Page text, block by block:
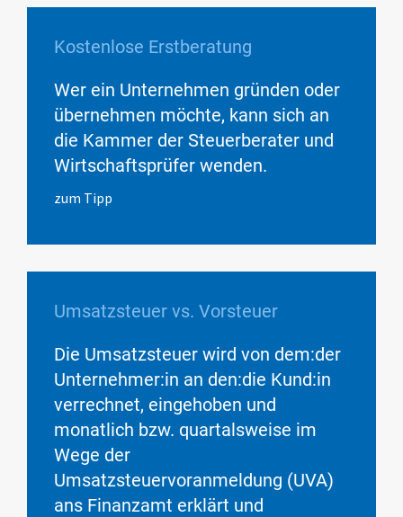
Kostenlose Erstberatung
Wer ein Unternehmen gründen oder
übernehmen möchte, kann sich an
die Kammer der Steuerberater und
Wirtschaftsprüfer wenden.
zum Tipp
Umsatzsteuer vs. Vorsteuer
Die Umsatzsteuer wird von dem:der
Unternehmer:in an den:die Kund:in
verrechnet, eingehoben und
monatlich bzw. quartalsweise im
Wege der
Umsatzsteuervoranmeldung (UVA)
ans Finanzamt erklärt und